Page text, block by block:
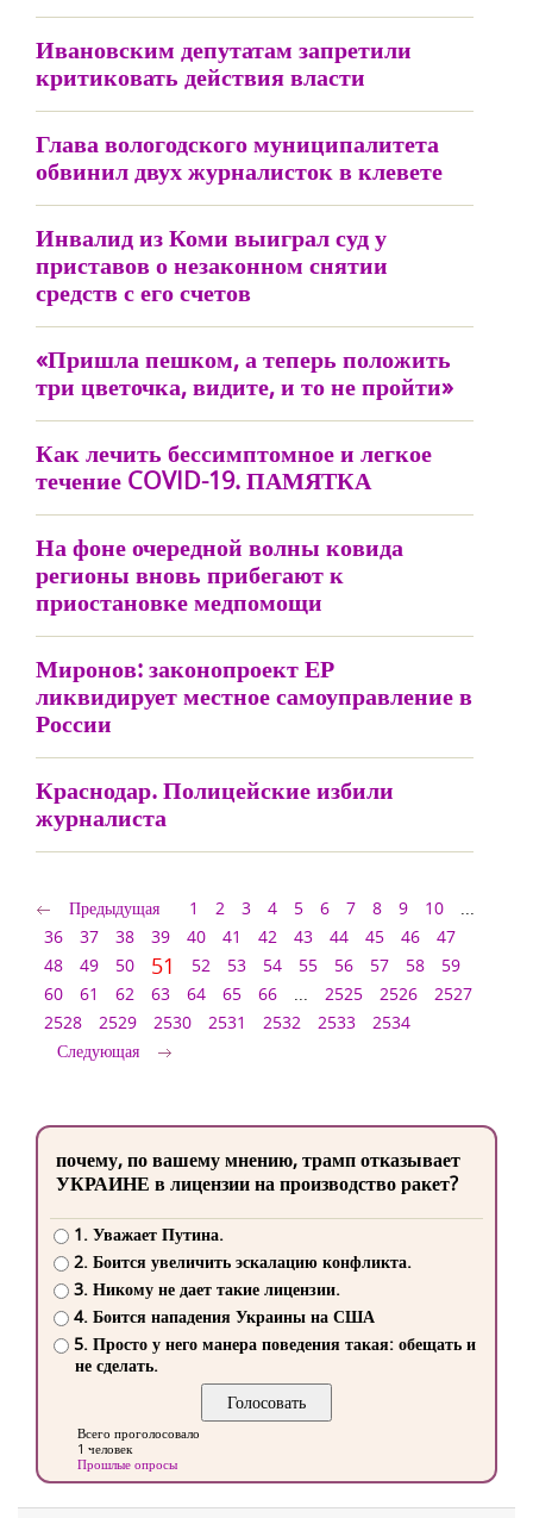
Ивановским депутатам запретили
критиковать действия власти
Глава вологодского муниципалитета
обвинил двух журналисток в клевете
Инвалид из Коми выиграл суд у
приставов о незаконном снятии
средств с его счетов
«Пришла пешком, а теперь положить
три цветочка, видите, и то не пройти»
Как лечить бессимптомное и легкое
течение COVID-19. ПАМЯТКА
На фоне очередной волны ковида
регионы вновь прибегают к
приостановке медпомощи
Миронов: законопроект ЕР
ликвидирует местное самоуправление в
России
Краснодар. Полицейские избили
журналиста
Предыдущая 1 2 3 4 5 6 7 8 9 10
...
36
37 38 39 40 41 42 43 44 45 46
47
48
49 50 51 52 53 54 55 56 57 58
59
60
61 62 63 64 65 66 ... 2525 2526
2527
2528
2529 2530 2531 2532 2533
2534
Следующая
почему, по вашему мнению, трамп отказывает
УКРАИНЕ в лицензии на производство ракет?
1. Уважает Путина.
2. Боится увеличить эскалацию конфликта.
3. Никому не дает такие лицензии.
4. Боится нападения Украины на США
5. Просто у него манера поведения такая: обещать и
не сделать.
Всего проголосовало
1 человек
Прошлые опросы